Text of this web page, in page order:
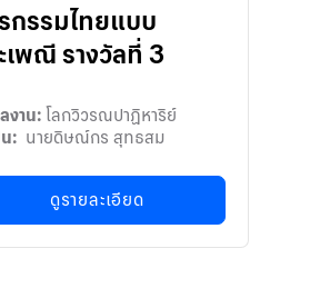
กรรมไทยแบบ
เพณี รางวัลที่ 3
งาน: โลกวิวรณปาฏิหาริย์
: นายดิษณ์กร สุทธสม
ดูรายละเอียด